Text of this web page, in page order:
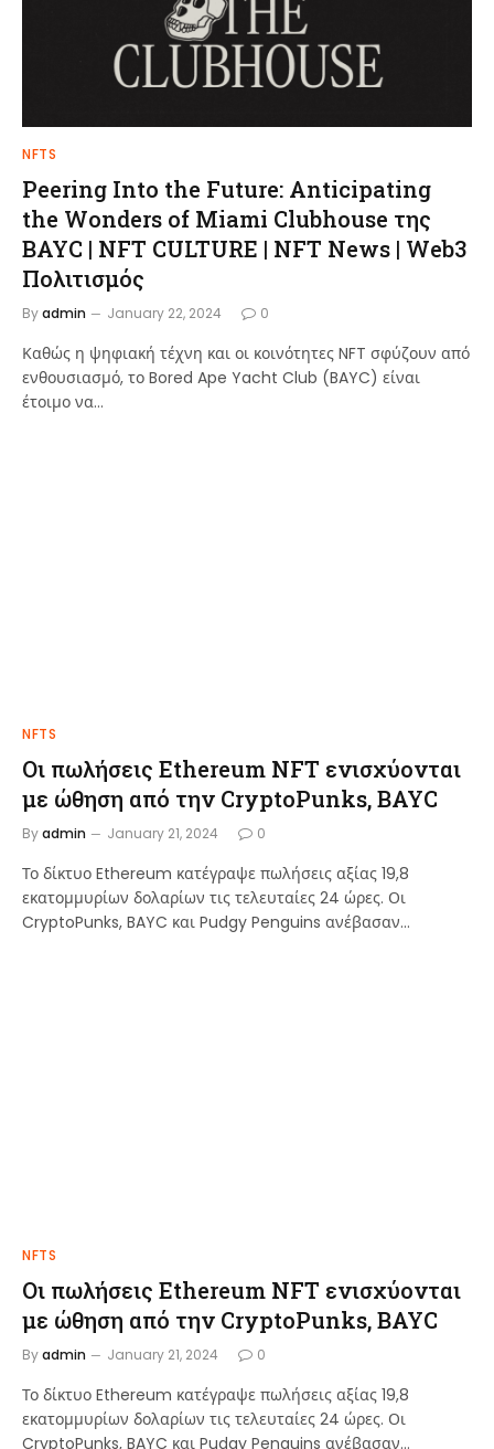
NFTS
Peering Into the Future: Anticipating
the Wonders of Miami Clubhouse της
BAYC | NFT CULTURE | NFT News | Web3
Πολιτισμός
Byadmin January 22, 2024 0
Καθώς η ψηφιακή τέχνη και οι κοινότητες NFT σφύζουν από
ενθουσιασμό, το Bored Ape Yacht Club (BAYC) είναι
έτοιμο να…
NFTS
Οι πωλήσεις Ethereum NFT ενισχύονται
με ώθηση από την CryptoPunks, BAYC
Byadmin January 21, 2024 0
Το δίκτυο Ethereum κατέγραψε πωλήσεις αξίας 19,8
εκατομμυρίων δολαρίων τις τελευταίες 24 ώρες. Οι
CryptoPunks, BAYC και Pudgy Penguins ανέβασαν…
NFTS
Οι πωλήσεις Ethereum NFT ενισχύονται
με ώθηση από την CryptoPunks, BAYC
Byadmin January 21, 2024 0
Το δίκτυο Ethereum κατέγραψε πωλήσεις αξίας 19,8
εκατομμυρίων δολαρίων τις τελευταίες 24 ώρες. Οι
CryptoPunks, BAYC και Pudgy Penguins ανέβασαν…